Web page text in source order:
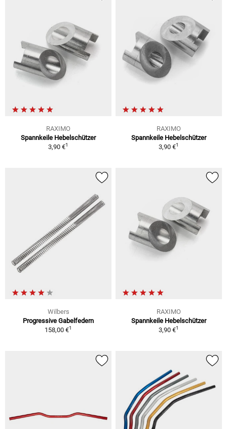
RAXIMO
Spannkeile Hebelschützer
3,90 €1
RAXIMO
Spannkeile Hebelschützer
3,90 €1
Wilbers
Progressive Gabelfedern
158,00 €1
RAXIMO
Spannkeile Hebelschützer
3,90 €1